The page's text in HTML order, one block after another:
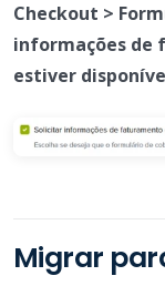
Checkout >
informações de
estiver
Migrar